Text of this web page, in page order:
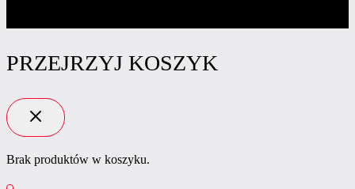
PRZEJRZYJ KOSZYK
Brak produktów w koszyku.